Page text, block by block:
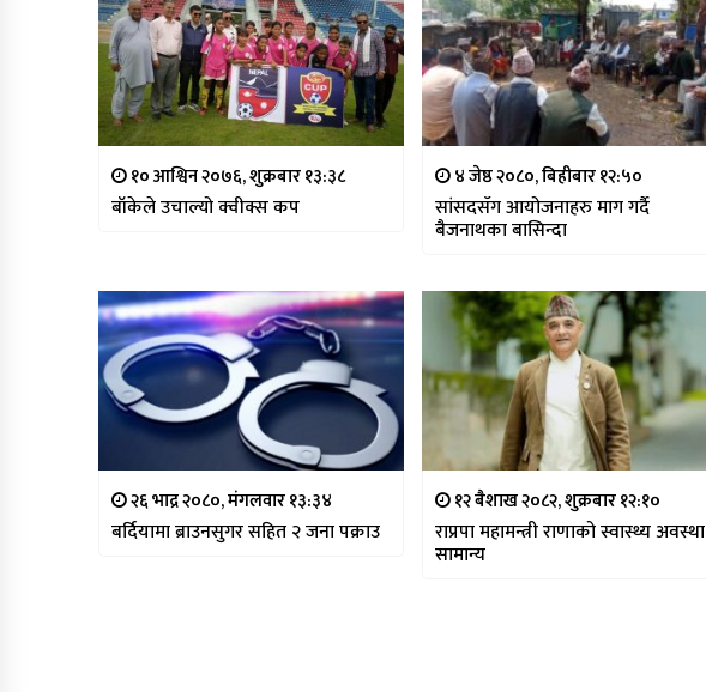
१० आश्विन २०७६, शुक्रबार १३:३८
बाँकेले उचाल्यो क्वीक्स कप
४ जेष्ठ २०८०, बिहीबार १२:५०
सांसदसँग आयोजनाहरु माग गर्दै
बैजनाथका बासिन्दा
२६ भाद्र २०८०, मंगलवार १३:३४
बर्दियामा ब्राउनसुगर सहित २ जना पक्राउ
१२ बैशाख २०८२, शुक्रबार १२:१०
राप्रपा महामन्त्री राणाको स्वास्थ्य अवस्था
सामान्य